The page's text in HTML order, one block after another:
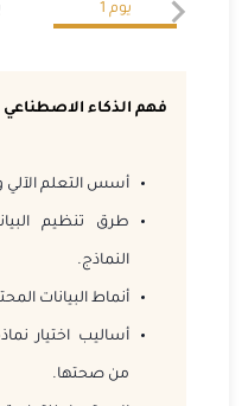
يوم 1
فهم الذكاء الاصطناعي
أسس التعلم الآلي
طرق تنظيم
النماذج.
أنماط البيانات
أساليب اختيار
من صحتها.